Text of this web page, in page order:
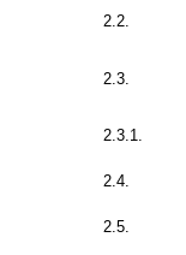
2.2.
2.3.
2.3.1.
2.4.
2.5.